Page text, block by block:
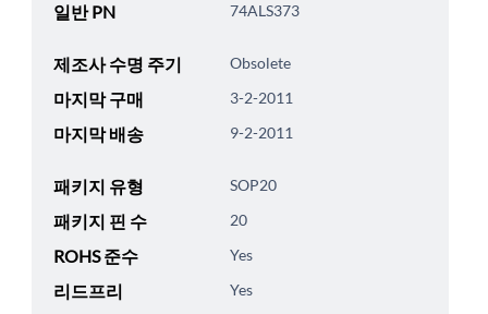
일반 PN 74ALS373
제조사 수명 주기 Obsolete
마지막 구매 3-2-2011
마지막 배송 9-2-2011
패키지 유형 SOP20
패키지 핀 수 20
ROHS 준수 Yes
리드프리 Yes